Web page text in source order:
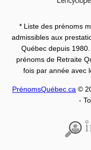
* Liste des prénoms
admissibles aux
Québec depuis
prénoms de Retraite
fois par année avec
PrénomsQuébec.ca ©
-